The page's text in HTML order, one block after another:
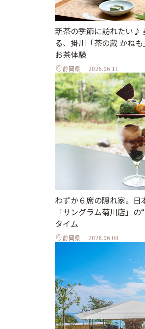
新茶の季節に訪れたい♪
る、掛川「茶の蔵 かね
お茶体験
静岡県 2026.06.11
わずか６席の隠れ家。日
「サングラム菊川店」
タイム
静岡県 2026.06.08